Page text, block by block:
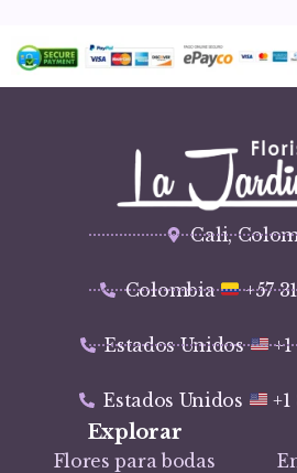
Cali,
Colombia +57
Estados Unidos +1
Estados Unidos
Explorar
Flores para bodas